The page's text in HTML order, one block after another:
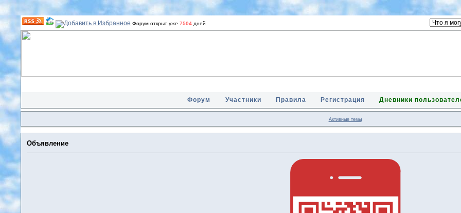
Форум открыт уже7504 дней
Форум Участники Правила Регистрация Дневники
Активные темы
Объявление